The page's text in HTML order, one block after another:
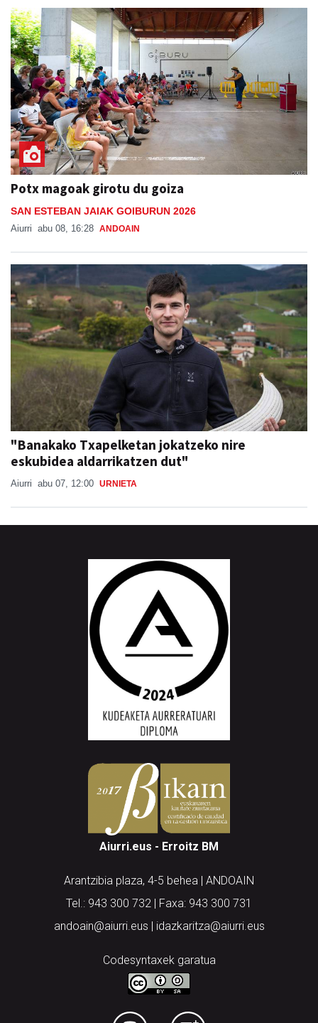
Potx magoak girotu du goiza
SAN ESTEBAN JAIAK GOIBURUN 2026
Aiurri abu 08, 16:28 ANDOAIN
"Banakako Txapelketan jokatzeko nire
eskubidea aldarrikatzen dut"
Aiurri abu 07, 12:00 URNIETA
Aiurri.eus - Erroitz BM
Arantzibia plaza, 4-5 behea | ANDOAIN
Tel.: 943 300 732 | Faxa: 943 300 731
andoain@aiurri.eus | idazkaritza@aiurri.eus
Codesyntaxek garatua